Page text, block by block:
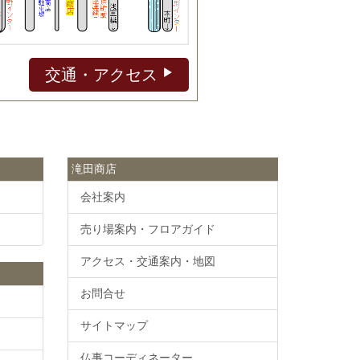
交通・アクセス
滝田商店
会社案内
売り場案内・フロアガイド
アクセス・交通案内・地図
お問合せ
サイトマップ
仏事コーディネーター